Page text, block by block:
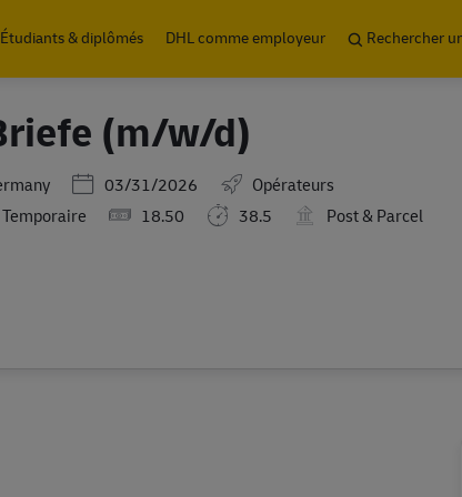
Étudiants & diplômés DHL comme employeur Rechercher
(m/w/d)
Posted Date
03/31/2026
Opérateurs
Temporaire 18.50 38.5
Post & Parcel